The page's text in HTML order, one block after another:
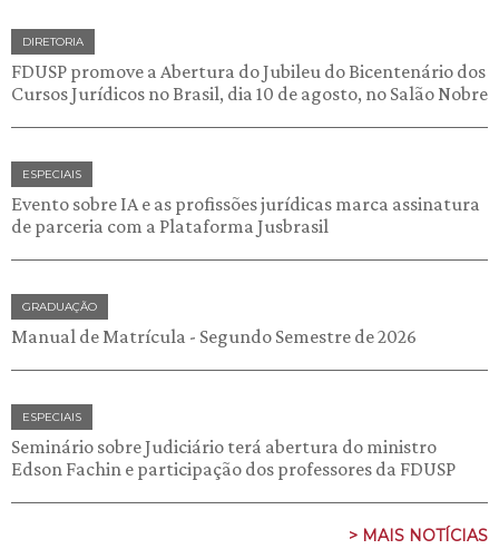
DIRETORIA
FDUSP promove a Abertura do Jubileu do Bicentenário dos
Cursos Jurídicos no Brasil, dia 10 de agosto, no Salão Nobre
ESPECIAIS
Evento sobre IA e as profissões jurídicas marca assinatura
de parceria com a Plataforma Jusbrasil
GRADUAÇÃO
Manual de Matrícula - Segundo Semestre de 2026
ESPECIAIS
Seminário sobre Judiciário terá abertura do ministro
Edson Fachin e participação dos professores da FDUSP
> MAIS NOTÍCIAS